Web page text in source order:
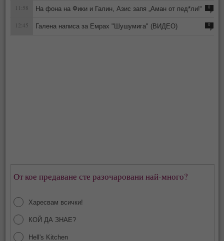
11:58 На фона на Фики и Галин, Азис запя „Аман от пед*ли!“ 0
12:45 Галена написа за Емрах "Шушумига" (ВИДЕО) 0
От кое предаване сте разочаровани най-много?
Харесвам всички!
КОЙ ДА ЗНАЕ?
Hell's Kitchen